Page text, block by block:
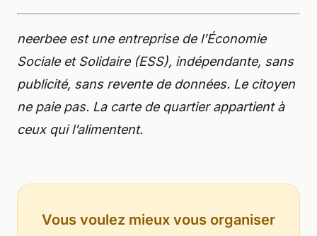
neerbee est une entreprise de l’Économie
Sociale et Solidaire (ESS), indépendante, sans
publicité, sans revente de données. Le citoyen
ne paie pas. La carte de quartier appartient à
ceux qui l’alimentent.
Vous voulez mieux vous organiser